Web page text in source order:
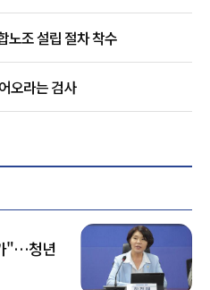
노조 설립 절차 착수
오라는 검사
"…청년